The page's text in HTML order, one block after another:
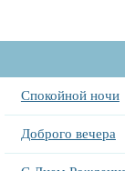
Спокойной ночи
Доброго вечера